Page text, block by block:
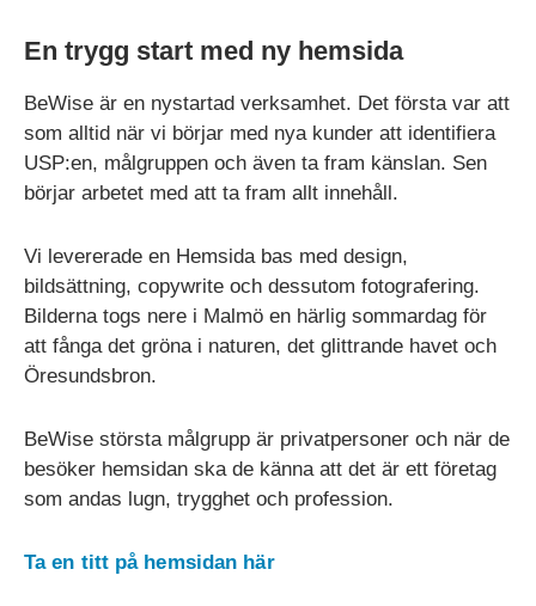
En trygg start med ny hemsida
BeWise är en nystartad verksamhet. Det första var att
som alltid när vi börjar med nya kunder att identifiera
USP:en, målgruppen och även ta fram känslan. Sen
börjar arbetet med att ta fram allt innehåll.
Vi levererade en Hemsida bas med design,
bildsättning, copywrite och dessutom fotografering.
Bilderna togs nere i Malmö en härlig sommardag för
att fånga det gröna i naturen, det glittrande havet och
Öresundsbron.
BeWise största målgrupp är privatpersoner och när de
besöker hemsidan ska de känna att det är ett företag
som andas lugn, trygghet och profession.
Ta en titt på hemsidan här